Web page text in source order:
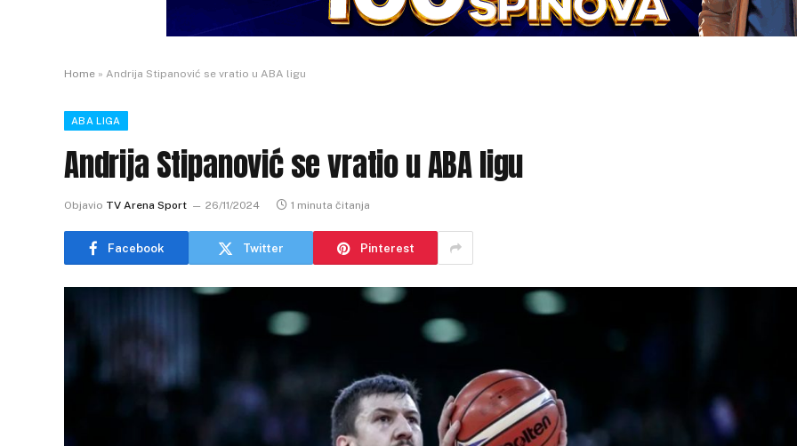
Home » Andrija Stipanović se vratio u ABA ligu
ABA LIGA
Andrija Stipanović se vratio u ABA ligu
Objavio TV Arena Sport 26/11/2024 1 minuta čitanja
Facebook Twitter Pinterest